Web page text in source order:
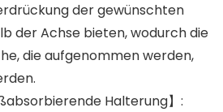
der gewünschten
der Achse bieten, wodurch die
die aufgenommen werden,
Halterung】: